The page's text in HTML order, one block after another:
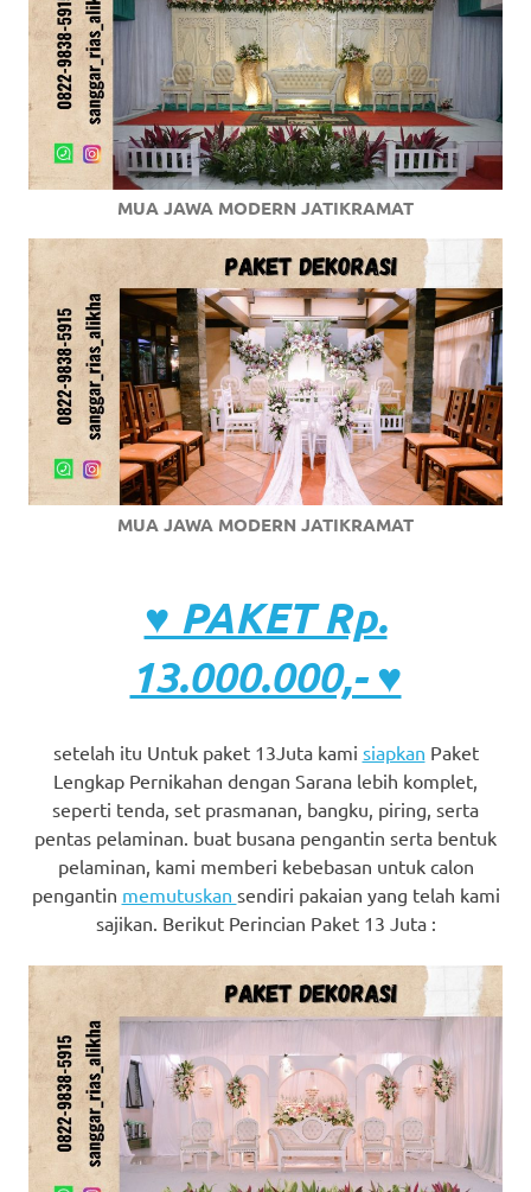
MUA JAWA MODERN JATIKRAMAT
MUA JAWA MODERN JATIKRAMAT
♥ PAKET Rp.
13.000.000,- ♥
setelah itu Untuk paket 13Juta kami siapkan Paket
Lengkap Pernikahan dengan Sarana lebih komplet,
seperti tenda, set prasmanan, bangku, piring, serta
pentas pelaminan. buat busana pengantin serta bentuk
pelaminan, kami memberi kebebasan untuk calon
pengantin memutuskan sendiri pakaian yang telah kami
sajikan. Berikut Perincian Paket 13 Juta :